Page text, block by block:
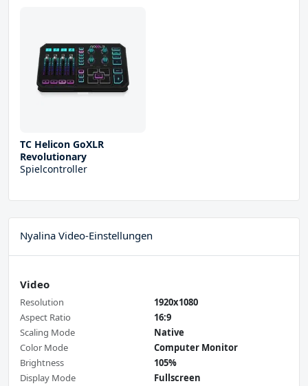
TC Helicon GoXLR
Revolutionary
Spielcontroller
Nyalina Video-Einstellungen
Video
Resolution
1920x1080
Aspect Ratio
16:9
Scaling Mode
Native
Color Mode
Computer Monitor
Brightness
105%
Display Mode
Fullscreen